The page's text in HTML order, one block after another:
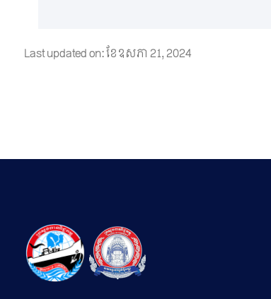
Last updated on: ខែ​ឧសភា 21, 2024